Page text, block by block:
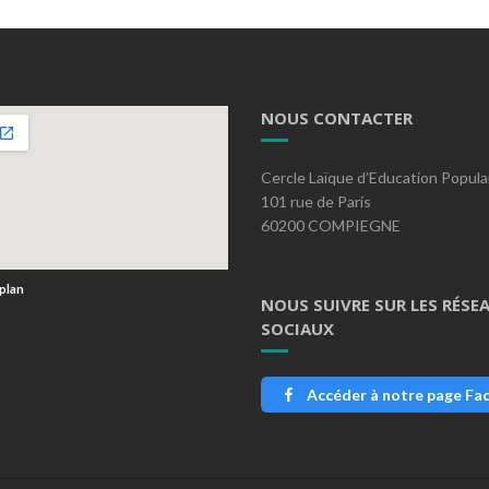
NOUS CONTACTER
Cercle Laïque d’Education
101 rue de Paris
60200 COMPIEGNE
NOUS SUIVRE SUR LES
SOCIAUX
Accéder à notre page